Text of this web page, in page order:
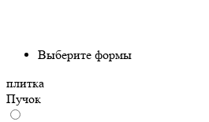
Выберите формы
плитка
Пучок